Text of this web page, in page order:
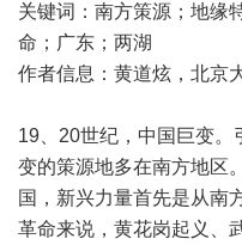
关键词：南方策源；地缘
命；广东；两湖
作者信息：黄道炫，北京
19、20世纪，中国巨变。
变的策源地多在南方地区
国，新兴力量首先是从南
革命来说，黄花岗起义、